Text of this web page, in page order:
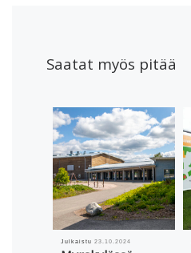
Saatat myös pitää
Julkaistu23.10.2024